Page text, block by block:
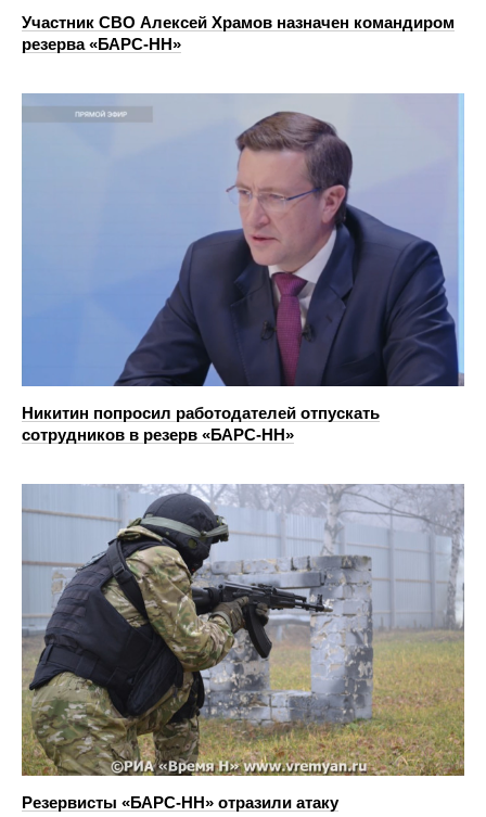
Участник СВО Алексей Храмов назначен командиром
резерва «БАРС-НН»
Никитин попросил работодателей отпускать
сотрудников в резерв «БАРС-НН»
Резервисты «БАРС-НН» отразили атаку